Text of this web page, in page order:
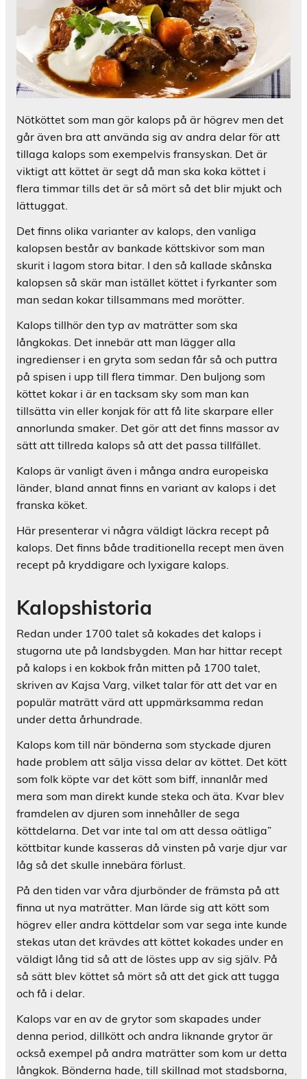
Nötköttet som man gör kalops på är högrev men det
går även bra att använda sig av andra delar för att
tillaga kalops som exempelvis fransyskan. Det är
viktigt att köttet är segt då man ska koka köttet i
flera timmar tills det är så mört så det blir mjukt och
lättuggat.
Det finns olika varianter av kalops, den vanliga
kalopsen består av bankade köttskivor som man
skurit i lagom stora bitar. I den så kallade skånska
kalopsen så skär man istället köttet i fyrkanter som
man sedan kokar tillsammans med morötter.
Kalops tillhör den typ av maträtter som ska
långkokas. Det innebär att man lägger alla
ingredienser i en gryta som sedan får så och puttra
på spisen i upp till flera timmar. Den buljong som
köttet kokar i är en tacksam sky som man kan
tillsätta vin eller konjak för att få lite skarpare eller
annorlunda smaker. Det gör att det finns massor av
sätt att tillreda kalops så att det passa tillfället.
Kalops är vanligt även i många andra europeiska
länder, bland annat finns en variant av kalops i det
franska köket.
Här presenterar vi några väldigt läckra recept på
kalops. Det finns både traditionella recept men även
recept på kryddigare och lyxigare kalops.
Kalopshistoria
Redan under 1700 talet så kokades det kalops i
stugorna ute på landsbygden. Man har hittar recept
på kalops i en kokbok från mitten på 1700 talet,
skriven av Kajsa Varg, vilket talar för att det var en
populär maträtt värd att uppmärksamma redan
under detta århundrade.
Kalops kom till när bönderna som styckade djuren
hade problem att sälja vissa delar av köttet. Det kött
som folk köpte var det kött som biff, innanlår med
mera som man direkt kunde steka och äta. Kvar blev
framdelen av djuren som innehåller de sega
köttdelarna. Det var inte tal om att dessa oätliga”
köttbitar kunde kasseras då vinsten på varje djur var
låg så det skulle innebära förlust.
På den tiden var våra djurbönder de främsta på att
finna ut nya maträtter. Man lärde sig att kött som
högrev eller andra köttdelar som var sega inte kunde
stekas utan det krävdes att köttet kokades under en
väldigt lång tid så att de löstes upp av sig själv. På
så sätt blev köttet så mört så att det gick att tugga
och få i delar.
Kalops var en av de grytor som skapades under
denna period, dillkött och andra liknande grytor är
också exempel på andra maträtter som kom ur detta
långkok. Bönderna hade, till skillnad mot stadsborna,